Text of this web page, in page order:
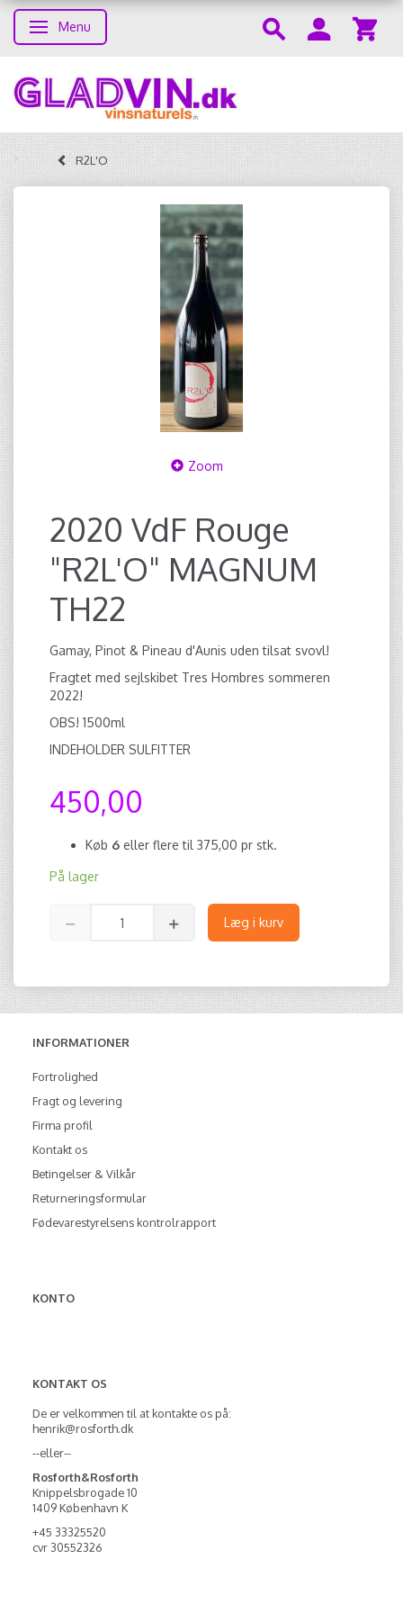
Skifte navigation
Menu
R2L'O
Zoom
2020 VdF Rouge
"R2L'O" MAGNUM
TH22
Gamay, Pinot & Pineau d'Aunis uden tilsat svovl!
Fragtet med sejlskibet Tres Hombres sommeren
2022!
OBS! 1500ml
INDEHOLDER SULFITTER
450,00
Køb 6 eller flere til 375,00 pr stk.
På lager
Læg i kurv
INFORMATIONER
Fortrolighed
Fragt og levering
Firma profil
Kontakt os
Betingelser & Vilkår
Returneringsformular
Fødevarestyrelsens kontrolrapport
KONTO
KONTAKT OS
De er velkommen til at kontakte os på:
henrik@rosforth.dk
--eller--
Rosforth&Rosforth
Knippelsbrogade 10
1409 København K
+45 33325520
cvr 30552326